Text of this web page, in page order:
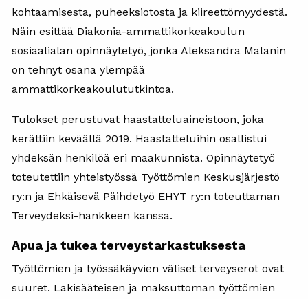
kohtaamisesta, puheeksiotosta ja kiireettömyydestä.
Näin esittää Diakonia-ammattikorkeakoulun
sosiaalialan opinnäytetyö, jonka Aleksandra Malanin
on tehnyt osana ylempää
ammattikorkeakoulututkintoa.
Tulokset perustuvat haastatteluaineistoon, joka
kerättiin keväällä 2019. Haastatteluihin osallistui
yhdeksän henkilöä eri maakunnista. Opinnäytetyö
toteutettiin yhteistyössä Työttömien Keskusjärjestö
ry:n ja Ehkäisevä Päihdetyö EHYT ry:n toteuttaman
Terveydeksi-hankkeen kanssa.
Apua ja tukea terveystarkastuksesta
Työttömien ja työssäkäyvien väliset terveyserot ovat
suuret. Lakisääteisen ja maksuttoman työttömien